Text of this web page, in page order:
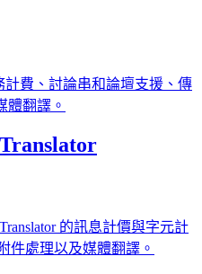
計費、討論串和論壇支援、傳
體翻譯。
的訊息計價與字元計
件處理以及媒體翻譯。